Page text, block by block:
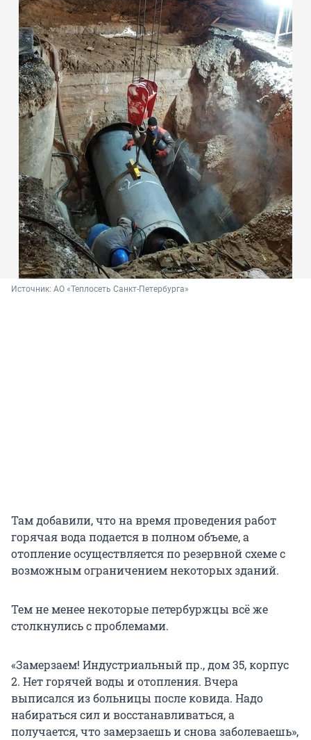
Источник: АО «Теплосеть Санкт-Петербурга»
Там добавили, что на время проведения работ
горячая вода подается в полном объеме, а
отопление осуществляется по резервной схеме с
возможным ограничением некоторых зданий.
Тем не менее некоторые петербуржцы всё же
столкнулись с проблемами.
«Замерзаем! Индустриальный пр., дом 35, корпус
2. Нет горячей воды и отопления. Вчера
выписался из больницы после ковида. Надо
набираться сил и восстанавливаться, а
получается, что замерзаешь и снова заболеваешь»,